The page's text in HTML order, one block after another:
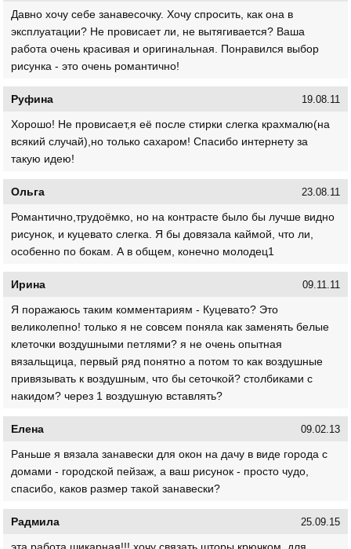
Давно хочу себе занавесочку. Хочу спросить, как она в
эксплуатации? Не провисает ли, не вытягивается? Ваша
работа очень красивая и оригинальная. Понравился выбор
рисунка - это очень романтично!
Руфина 19.08.11
Хорошо! Не провисает,я её после стирки слегка крахмалю(на
всякий случай),но только сахаром! Спасибо интернету за
такую идею!
Ольга 23.08.11
Романтично,трудоёмко, но на контрасте было бы лучше видно
рисунок, и куцевато слегка. Я бы довязала каймой, что ли,
особенно по бокам. А в общем, конечно молодец1
Ирина 09.11.11
Я поражаюсь таким комментариям - Куцевато? Это
великолепно! только я не совсем поняла как заменять белые
клеточки воздушными петлями? я не очень опытная
вязальщица, первый ряд понятно а потом то как воздушные
привязывать к воздушным, что бы сеточкой? столбиками с
накидом? через 1 воздушную вставлять?
Елена 09.02.13
Раньше я вязала занавески для окон на дачу в виде города с
домами - городской пейзаж, а ваш рисунок - просто чудо,
спасибо, каков размер такой занавески?
Радмила 25.09.15